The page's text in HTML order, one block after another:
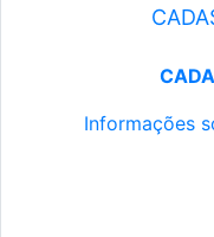
Informações